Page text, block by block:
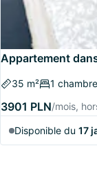
Appartement
35 m² 1 chambre
3901 PLN/mois,
Disponible du 17